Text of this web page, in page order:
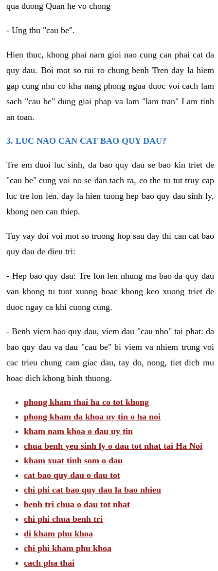
qua duong Quan he vo chong
- Ung thu "cau be".
Hien thuc, khong phai nam gioi nao cung can phai cat da
quy dau. Boi mot so rui ro chung benh Tren day la hiem
gap cung nhu co kha nang phong ngua duoc voi cach lam
sach "cau be" dung giai phap va lam "lam tran" Lam tinh
an toan.
3. LUC NAO CAN CAT BAO QUY DAU?
Tre em duoi luc sinh, da bao quy dau se bao kin triet de
"cau be" cung voi no se dan tach ra, co the tu tut truy cap
luc tre lon len. day la hien tuong hep bao quy dau sinh ly,
khong nen can thiep.
Tuy vay doi voi mot so truong hop sau day thi can cat bao
quy dau de dieu tri:
- Hep bao quy dau: Tre lon len nhung ma bao da quy dau
van khong tu tuot xuong hoac khong keo xuong triet de
duoc ngay ca khi cuong cung.
- Benh viem bao quy dau, viem dau "cau nho" tai phat: da
bao quy dau va dau "cau be" bi viem va nhiem trung voi
cac trieu chung cam giac dau, tay do, nong, tiet dich mu
hoac dich khong binh thuong.
phong kham thai ha co tot khong
phong kham da khoa uy tin o ha noi
kham nam khoa o dau uy tin
chua benh yeu sinh ly o dau tot nhat tai Ha Noi
kham xuat tinh som o dau
cat bao quy dau o dau tot
chi phi cat bao quy dau la bao nhieu
benh tri chua o dau tot nhat
chi phi chua benh tri
di kham phu khoa
chi phi kham phu khoa
cach pha thai